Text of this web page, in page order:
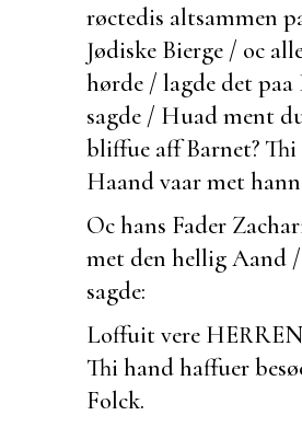
røctedis altsammen
Jødiske Bierge / oc
hørde / lagde det
sagde / Huad ment
bliffue aff Barnet?
Haand vaar met
Oc hans Fader
met den hellig Aand
sagde:
Loffuit vere
Thi hand haffuer
Folck.